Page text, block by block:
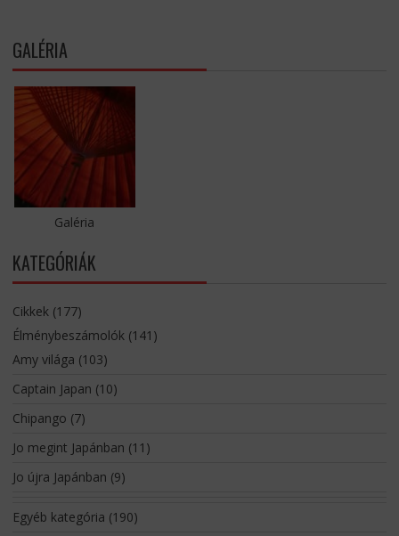
GALÉRIA
Galéria
KATEGÓRIÁK
Cikkek(177)
Élménybeszámolók(141)
Amy világa (103)
Captain Japan (10)
Chipango (7)
Jo megint Japánban (11)
Jo újra Japánban (9)
Egyéb kategória (190)